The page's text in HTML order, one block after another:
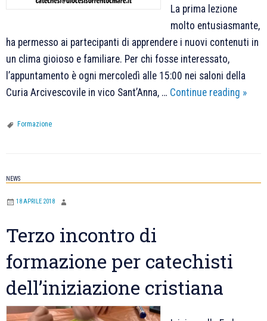
La prima lezione
molto entusiasmante,
ha permesso ai partecipanti di apprendere i nuovi contenuti in
un clima gioioso e familiare. Per chi fosse interessato,
l’appuntamento è ogni mercoledì alle 15:00 nei saloni della
Curia Arcivescovile in vico Sant’Anna, … Continue reading Corso
»
Formazione
NEWS
18 APRILE 2018
Terzo incontro di
formazione per catechisti
dell’iniziazione cristiana